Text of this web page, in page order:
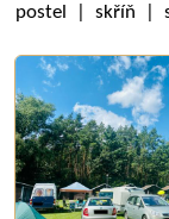
postel | skříň |